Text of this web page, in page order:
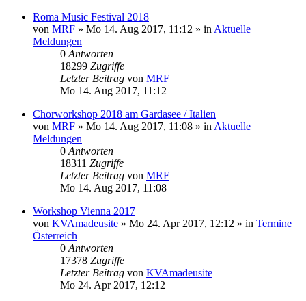
Roma Music Festival 2018
von MRF » Mo 14. Aug 2017, 11:12 » in Aktuelle
Meldungen
0 Antworten
18299 Zugriffe
Letzter Beitrag von MRF
Mo 14. Aug 2017, 11:12
Chorworkshop 2018 am Gardasee / Italien
von MRF » Mo 14. Aug 2017, 11:08 » in Aktuelle
Meldungen
0 Antworten
18311 Zugriffe
Letzter Beitrag von MRF
Mo 14. Aug 2017, 11:08
Workshop Vienna 2017
von KVAmadeusite » Mo 24. Apr 2017, 12:12 » in Termine
Österreich
0 Antworten
17378 Zugriffe
Letzter Beitrag von KVAmadeusite
Mo 24. Apr 2017, 12:12